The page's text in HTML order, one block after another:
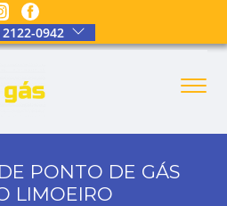
2122-0942
PONTO DE GÁS
LIMOEIRO